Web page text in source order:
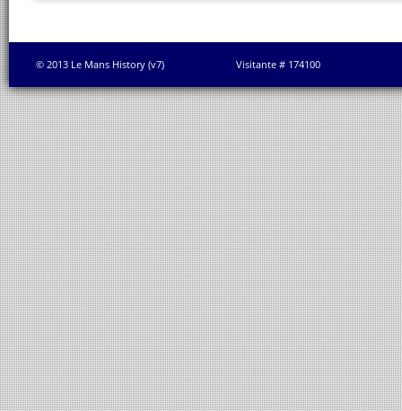
© 2013 Le Mans History (v7) Visitante # 174100